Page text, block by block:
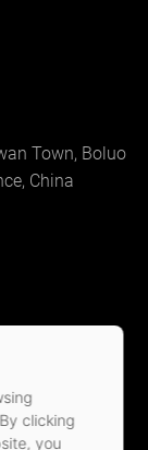
Town, Boluo
China
clicking
you